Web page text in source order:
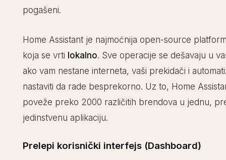
pogašeni.
Home Assistant je najmoćnija open-source
koja se vrti lokalno. Sve operacije se dešavaju u
ako vam nestane interneta, vaši prekidači i
nastaviti da rade besprekorno. Uz to, Home
poveže preko 2000 različitih brendova u jednu,
jedinstvenu aplikaciju.
Prelepi korisnički interfejs (Dashboard)